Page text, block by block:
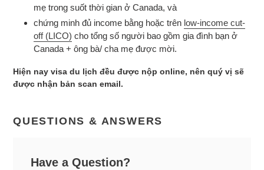
mẹ trong suốt thời gian ở Canada, và
chứng minh đủ income bằng hoặc trên low-income cut-
off (LICO) cho tổng số người bao gồm gia đình bạn ở
Canada + ông bà/ cha mẹ được mời.
Hiện nay visa du lịch đều được nộp online, nên quý vị sẽ
được nhận bản scan email.
QUESTIONS & ANSWERS
Have a Question?